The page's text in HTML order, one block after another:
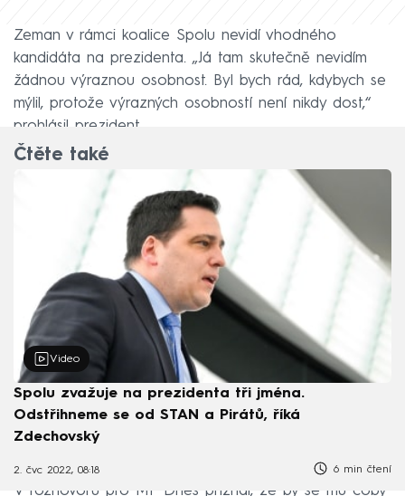
Zeman v rámci koalice Spolu nevidí vhodného
kandidáta na prezidenta. „Já tam skutečně nevidím
žádnou výraznou osobnost. Byl bych rád, kdybych se
mýlil, protože výrazných osobností není nikdy dost,“
prohlásil prezident.
Čtěte také
Video
Spolu zvažuje na prezidenta tři jména.
Odstřihneme se od STAN a Pirátů, říká
Zdechovský
2. čvc 2022, 08:18 6 min čtení
V rozhovoru pro MF Dnes přiznal, že by se mu coby